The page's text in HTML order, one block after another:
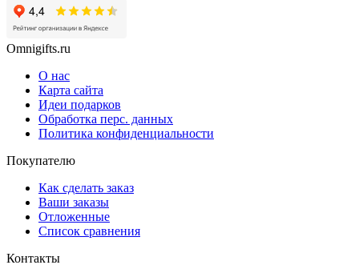
Omnigifts.ru
О нас
Карта сайта
Идеи подарков
Обработка перс. данных
Политика конфиденциальности
Покупателю
Как сделать заказ
Ваши заказы
Отложенные
Список сравнения
Контакты